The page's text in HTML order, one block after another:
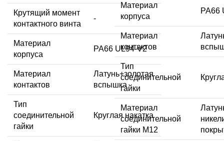
Крутящий момент
контактного винта
-
Материал
корпуса
PA66 UL94-V2
Материал
контактов
Латунь+золотая
вспышка
Тип
соединительной
гайки
Круглая накатка
Материал
корпуса
PA66
Материал
контактов
Тип
соединительной
гайки
Материал
соединительной
гайки M12